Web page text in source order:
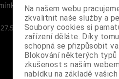
a provlíkací sponu
cm)
Na našem webu
zkvalitnit naše služby a
Soubory cookies si
zařízení děláte. Díky
schopná se přizpůsobit
Blokování některých
zkušenost s naším
nabídku na základě